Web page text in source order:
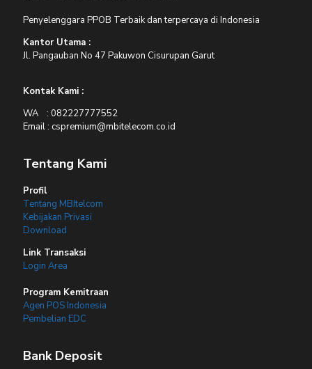
Penyelenggara PPOB Terbaik dan terpercaya di Indonesia
Kantor Utama :
Jl. Pangauban No 47 Pakuwon Cisurupan Garut
Kontak Kami :
WA : 082227777552
Email : cspremium@mbitelecom.co.id
Tentang Kami
Profil
Tentang MBItelcom
Kebijakan Privasi
Download
Link Transaksi
Login Area
Program Kemitraan
Agen POS Indonesia
Pembelian EDC
Bank Deposit